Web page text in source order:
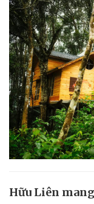
Hữu Liên